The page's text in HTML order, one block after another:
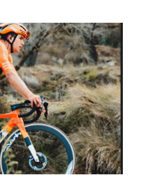
gero, teknologia hori
diguzu.Gehiago